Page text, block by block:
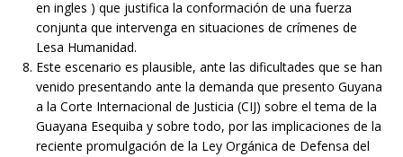
en ingles ) que justifica la conformación de una fuerza
conjunta que intervenga en situaciones de crímenes de
Lesa Humanidad.
Este escenario es plausible, ante las dificultades que se han
venido presentando ante la demanda que presento Guyana
a la Corte Internacional de Justicia (CIJ) sobre el tema de la
Guayana Esequiba y sobre todo, por las implicaciones de la
reciente promulgación de la Ley Orgánica de Defensa del